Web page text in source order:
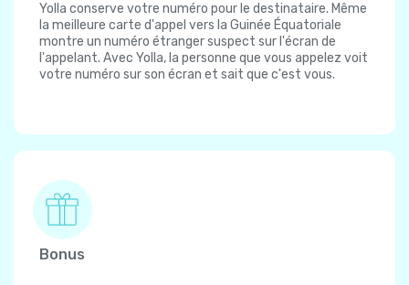
Yolla conserve votre numéro pour le destinataire. Même
la meilleure carte d'appel vers la Guinée Équatoriale
montre un numéro étranger suspect sur l'écran de
l'appelant. Avec Yolla, la personne que vous appelez voit
votre numéro sur son écran et sait que c'est vous.
Bonus